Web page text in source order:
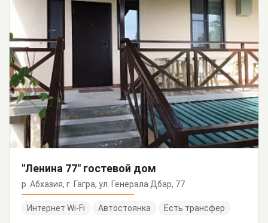
"Ленина 77" гостевой дом
р. Абхазия, г. Гагра, ул. Генерала Дбар, 77
Интернет Wi-Fi Автостоянка Есть трансфер